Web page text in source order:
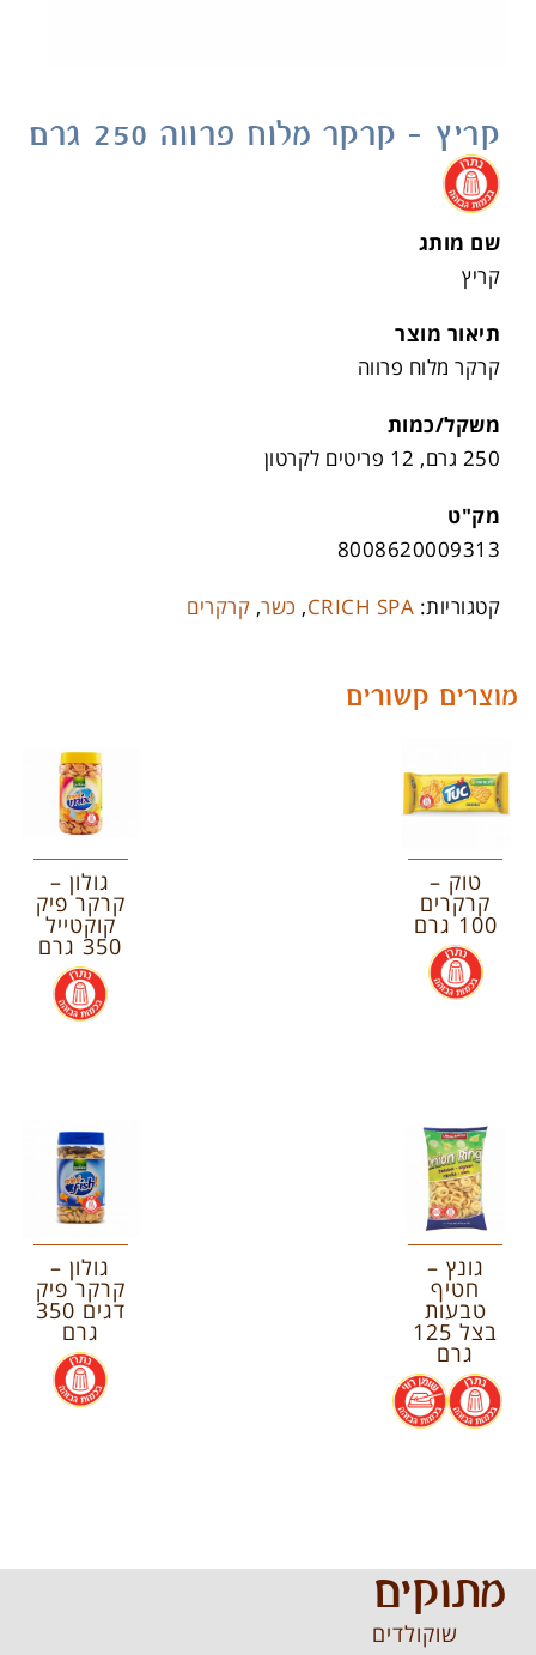
קריץ – קרקר מלוח פרווה 250 גרם
.
שם מותג
קריץ
תיאור מוצר
קרקר מלוח פרווה
משקל/כמות
250 גרם, 12 פריטים לקרטון
מק"ט
8008620009313
קטגוריות: CRICH SPA
, כשר, קרקרים
מוצרים קשורים
טוק –
קרקרים
100 גרם
.
גולון –
קרקר פיק
קוקטייל
350 גרם
.
גונץ –
חטיף
טבעות
בצל 125
גרם
.
.
גולון –
קרקר פיק
דגים 350
גרם
.
מתוקים
שוקולדים